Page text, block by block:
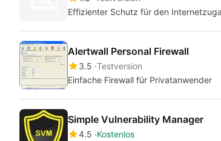
Effizienter Schutz für den
Alertwall Personal Firewall
3.5 Testversion
Einfache Firewall für Privatanwender
Simple Vulnerability Manager
4.5 Kostenlos